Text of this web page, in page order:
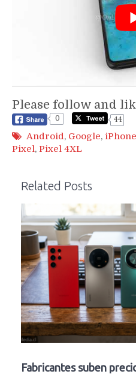
Please follow and
0
44
Android, Google,
Pixel, Pixel 4XL
Related Posts
Fabricantes suben